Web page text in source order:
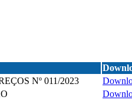
Nº 011/2023